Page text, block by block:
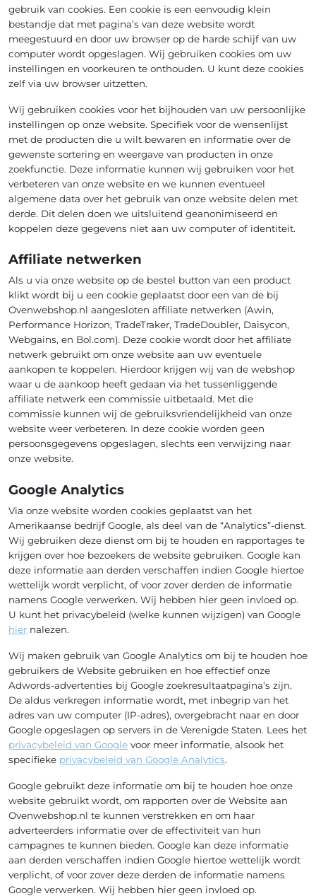
gebruik van cookies. Een cookie is een eenvoudig klein
bestandje dat met pagina’s van deze website wordt
meegestuurd en door uw browser op de harde schijf van uw
computer wordt opgeslagen. Wij gebruiken cookies om uw
instellingen en voorkeuren te onthouden. U kunt deze cookies
zelf via uw browser uitzetten.
Wij gebruiken cookies voor het bijhouden van uw persoonlijke
instellingen op onze website. Specifiek voor de wensenlijst
met de producten die u wilt bewaren en informatie over de
gewenste sortering en weergave van producten in onze
zoekfunctie. Deze informatie kunnen wij gebruiken voor het
verbeteren van onze website en we kunnen eventueel
algemene data over het gebruik van onze website delen met
derde. Dit delen doen we uitsluitend geanonimiseerd en
koppelen deze gegevens niet aan uw computer of identiteit.
Affiliate netwerken
Als u via onze website op de bestel button van een product
klikt wordt bij u een cookie geplaatst door een van de bij
Ovenwebshop.nl aangesloten affiliate netwerken (Awin,
Performance Horizon, TradeTraker, TradeDoubler, Daisycon,
Webgains, en Bol.com). Deze cookie wordt door het affiliate
netwerk gebruikt om onze website aan uw eventuele
aankopen te koppelen. Hierdoor krijgen wij van de webshop
waar u de aankoop heeft gedaan via het tussenliggende
affiliate netwerk een commissie uitbetaald. Met die
commissie kunnen wij de gebruiksvriendelijkheid van onze
website weer verbeteren. In deze cookie worden geen
persoonsgegevens opgeslagen, slechts een verwijzing naar
onze website.
Google Analytics
Via onze website worden cookies geplaatst van het
Amerikaanse bedrijf Google, als deel van de “Analytics”-dienst.
Wij gebruiken deze dienst om bij te houden en rapportages te
krijgen over hoe bezoekers de website gebruiken. Google kan
deze informatie aan derden verschaffen indien Google hiertoe
wettelijk wordt verplicht, of voor zover derden de informatie
namens Google verwerken. Wij hebben hier geen invloed op.
U kunt het privacybeleid (welke kunnen wijzigen) van Google
hier nalezen.
Wij maken gebruik van Google Analytics om bij te houden hoe
gebruikers de Website gebruiken en hoe effectief onze
Adwords-advertenties bij Google zoekresultaatpagina’s zijn.
De aldus verkregen informatie wordt, met inbegrip van het
adres van uw computer (IP-adres), overgebracht naar en door
Google opgeslagen op servers in de Verenigde Staten. Lees het
privacybeleid van Google voor meer informatie, alsook het
specifieke privacybeleid van Google Analytics.
Google gebruikt deze informatie om bij te houden hoe onze
website gebruikt wordt, om rapporten over de Website aan
Ovenwebshop.nl te kunnen verstrekken en om haar
adverteerders informatie over de effectiviteit van hun
campagnes te kunnen bieden. Google kan deze informatie
aan derden verschaffen indien Google hiertoe wettelijk wordt
verplicht, of voor zover deze derden de informatie namens
Google verwerken. Wij hebben hier geen invloed op.